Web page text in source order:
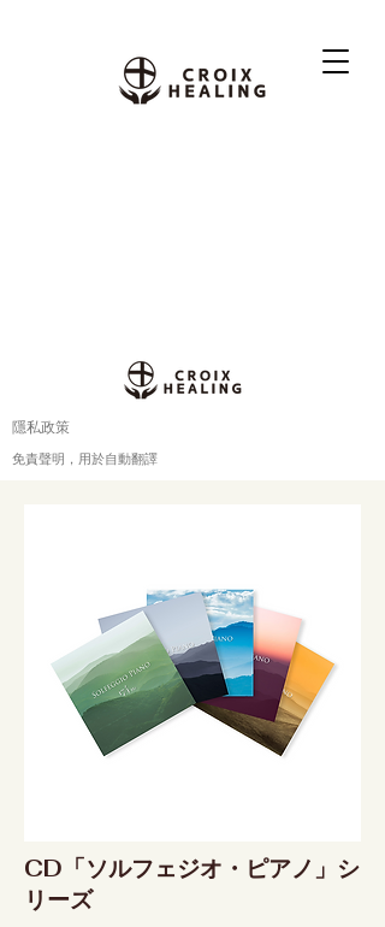
隱私政策
免責聲明，用於自動翻譯
CD「ソルフェジオ・ピアノ」シ
リーズ